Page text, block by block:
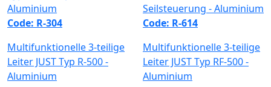
Code: R-304
Code: R-614
Multifunktionelle 3-teilige
Leiter JUST Typ R-500 -
Aluminium
Multifunktionelle 3-teilige
Leiter JUST Typ RF-500 -
Aluminium